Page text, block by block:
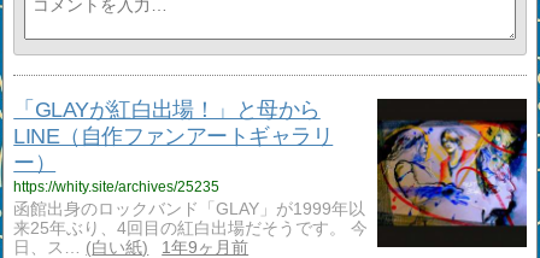
「GLAYが紅白出場！」と母から
LINE（自作ファンアートギャラリ
ー）
https://whity.site/archives/25235
函館出身のロックバンド「GLAY」が1999年以
来25年ぶり、4回目の紅白出場だそうです。 今
日、ス…
白い紙
1年9ヶ月前